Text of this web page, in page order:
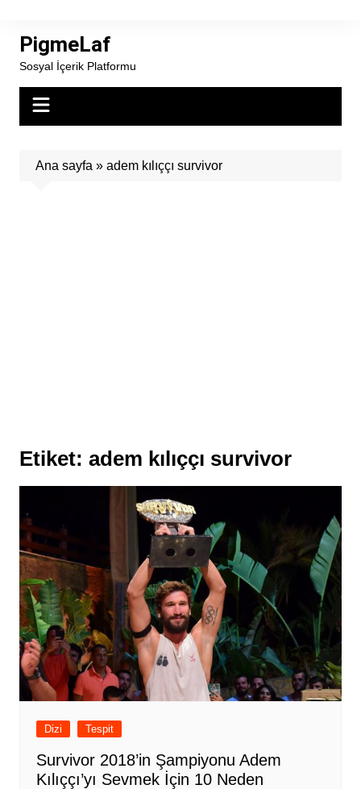
contentPigmeLaf
Sosyal İçerik Platformu
Ana sayfa » adem kılıççı survivor
Etiket: adem kılıççı survivor
Dizi Tespit
Survivor 2018’in Şampiyonu Adem
Kılıççı’yı Sevmek İçin 10 Neden